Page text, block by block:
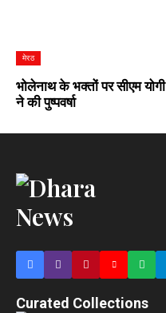
मेरठ
भोलेनाथ के भक्तों पर सीएम योगी
ने की पुष्पवर्षा
Curated Collections